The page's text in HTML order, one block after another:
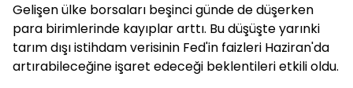
Gelişen ülke borsaları beşinci günde de düşerken
para birimlerinde kayıplar arttı. Bu düşüşte yarınki
tarım dışı istihdam verisinin Fed'in faizleri Haziran'da
artırabileceğine işaret edeceği beklentileri etkili oldu.